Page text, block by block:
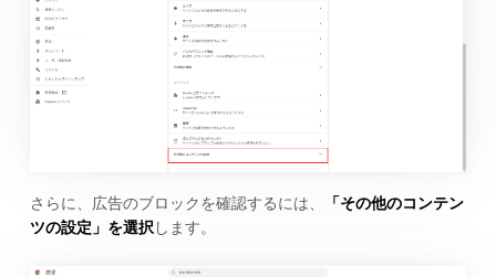
さらに、広告のブロックを確認するには、
「その他のコンテン
ツの設定」を選択 します。